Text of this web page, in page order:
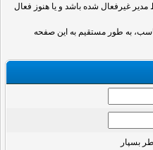
غیرفعال شده باشد و یا هنوز فعال
به طور مستقیم به این صفحه
بسپار